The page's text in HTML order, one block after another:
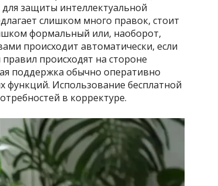
защиты интеллектуальной
слишком много правок, стоит
формальный или, наоборот,
происходит автоматически, если
происходят на стороне
поддержка обычно оперативно
функций. Использование бесплатной
в корректуре.